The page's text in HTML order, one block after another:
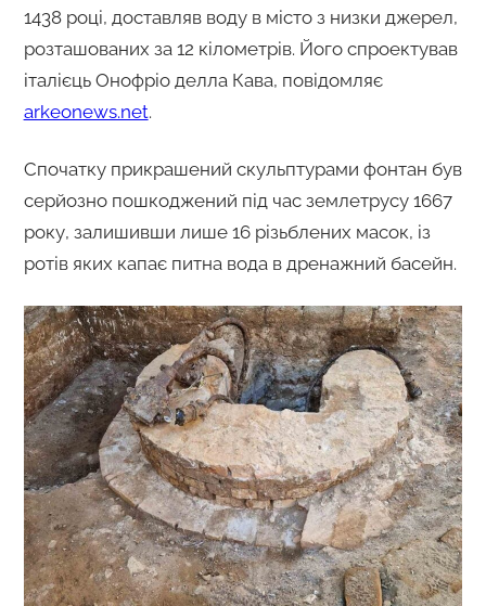
1438 році, доставляв воду в місто з низки джерел,
розташованих за 12 кілометрів. Його спроектував
італієць Онофріо делла Кава, повідомляє
arkeonews.net.
Спочатку прикрашений скульптурами фонтан був
серйозно пошкоджений під час землетрусу 1667
року, залишивши лише 16 різьблених масок, із
ротів яких капає питна вода в дренажний басейн.